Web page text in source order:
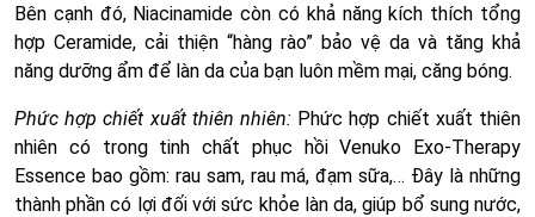
Bên cạnh đó, Niacinamide còn có khả năng kích thích tổng
hợp Ceramide, cải thiện “hàng rào” bảo vệ da và tăng khả
năng dưỡng ẩm để làn da của bạn luôn mềm mại, căng bóng.
Phức hợp chiết xuất thiên nhiên: Phức hợp chiết xuất thiên
nhiên có trong tinh chất phục hồi Venuko Exo-Therapy
Essence bao gồm: rau sam, rau má, đạm sữa,… Đây là những
thành phần có lợi đối với sức khỏe làn da, giúp bổ sung nước,